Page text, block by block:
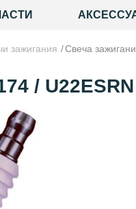
зажигания Свеча
/